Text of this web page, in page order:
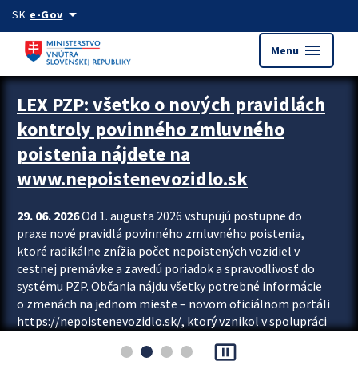
Preskocit na hlavný obsah
SK e-Govarrow_drop_down
Menu menu
Zastavit automatický posun upútavok
LEX PZP: všetko o nových pravidlách
kontroly povinného zmluvného
poistenia nájdete na
www.nepoistenevozidlo.sk
29. 06. 2026Od 1. augusta 2026 vstupujú postupne do
praxe nové pravidlá povinného zmluvného poistenia,
ktoré radikálne znížia počet nepoistených vozidiel v
cestnej premávke a zavedú poriadok a spravodlivosť do
systému PZP. Občania nájdu všetky potrebné informácie
o zmenách na jednom mieste – novom oficiálnom portáli
https://nepoistenevozidlo.sk/, ktorý vznikol v spolupráci
asociácie poisťovní (SLASPO) a Ministerstva vnútra SR.
pause_presentation